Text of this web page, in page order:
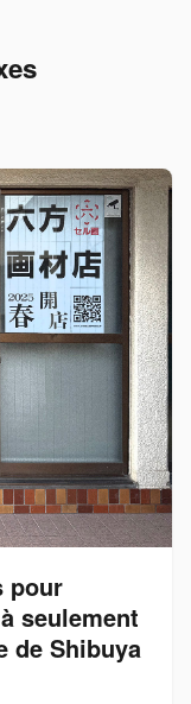
pour
seulement
de Shibuya